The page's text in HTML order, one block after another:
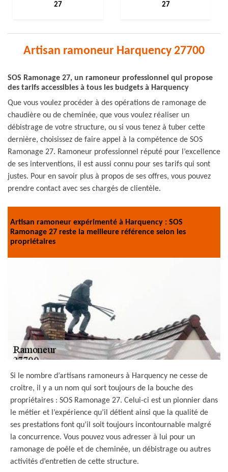
27
27
Artisan ramoneur Harquency 27700
SOS Ramonage 27, un ramoneur professionnel qui propose
des tarifs accessibles à tous les budgets à Harquency
Que vous voulez procéder à des opérations de ramonage de
chaudière ou de cheminée, que vous voulez réaliser un
débistrage de votre structure, ou si vous tenez à tuber cette
dernière, choisissez de faire appel à la compétence de SOS
Ramonage 27. Ramoneur professionnel réputé pour l’excellence
de ses interventions, il est aussi connu pour ses tarifs qui sont
justes. Pour en savoir plus à propos de ses offres, vous pouvez
prendre contact avec ses chargés de clientèle.
Artisan ramoneur expérimenté à Harquency : SOS
Ramonage 27 reste la meilleure référence selon les
propriétaires
Si le nombre d’artisans ramoneurs à Harquency ne cesse de
croitre, il y a un nom qui sort toujours de la bouche des
propriétaires : SOS Ramonage 27. Celui-ci est un pionnier dans
le métier et l’expérience qu’il détient ainsi que la qualité de
ses prestations font qu’il soit toujours incontournable malgré
la concurrence. Vous pouvez vous adresser à lui pour un
ramonage de poêle et de cheminée, un débistrage ou autres
activités d’entretien de cette structure.